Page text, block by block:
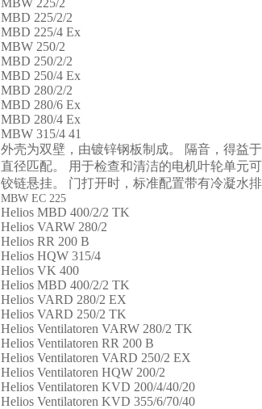
MBW 225/2
MBD 225/2/2
MBD 225/4 Ex
MBW 250/2
MBD 250/2/2
MBD 250/4 Ex
MBD 280/2/2
MBD 280/6 Ex
MBD 280/4 Ex
MBW 315/4 41
外壳为双壁，由镀锌钢板制成。
隔音，得益
直径匹配。
用于检查和清洁的电机叶轮单元
铰链悬挂。
门打开时，标准配置带有冷凝水排
MBW EC 225
Helios MBD 400/2/2 TK
Helios VARW 280/2
Helios RR 200 B
Helios HQW 315/4
Helios VK 400
Helios MBD 400/2/2 TK
Helios VARD 280/2 EX
Helios VARD 250/2 TK
Helios Ventilatoren VARW 280/2 TK
Helios Ventilatoren RR 200 B
Helios Ventilatoren VARD 250/2 EX
Helios Ventilatoren HQW 200/2
Helios Ventilatoren KVD 200/4/40/20
Helios Ventilatoren KVD 355/6/70/40